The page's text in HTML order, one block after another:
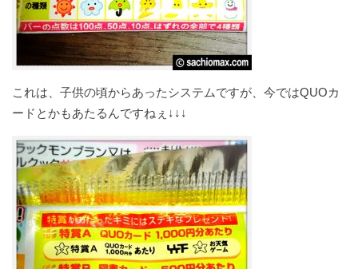
これは、子供の頃からあったシステムですが、今ではQUOカ
ードとかもあたるんですねぇ↓↓↓